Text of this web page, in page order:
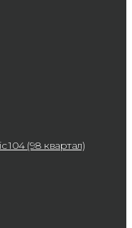
104 (98 квартал)